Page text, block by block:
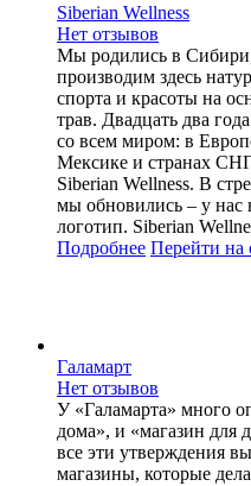
Siberian Wellness
Нет отзывов
Мы родились в Сибири,
производим здесь
спорта и красоты на
трав. Двадцать два
со всем миром: в
Мексике и странах
Siberian Wellness. В
мы обновились – у нас
логотип. Siberian
Подробнее Перейти на
Галамарт
Нет отзывов
У «Галамарта» много
дома», и «магазин для
все эти утверждения
магазины, которые